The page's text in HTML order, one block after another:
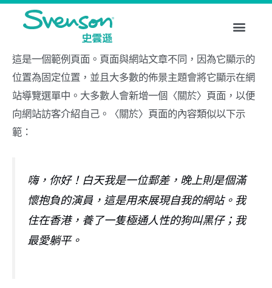
Skip
content
這是一個範例頁面。頁面與網站文章不同，因為它顯示的
位置為固定位置，並且大多數的佈景主題會將它顯示在網
站導覽選單中。大多數人會新增一個〈關於〉頁面，以便
向網站訪客介紹自己。〈關於〉頁面的內容類似以下示
範：
嗨，你好！白天我是一位郵差，晚上則是個滿
懷抱負的演員，這是用來展現自我的網站。我
住在香港，養了一隻極通人性的狗叫黑仔；我
最愛躺平。